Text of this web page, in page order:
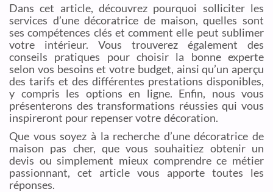
Dans cet article, découvrez pourquoi solliciter les
services d’une décoratrice de maison, quelles sont
ses compétences clés et comment elle peut sublimer
votre intérieur. Vous trouverez également des
conseils pratiques pour choisir la bonne experte
selon vos besoins et votre budget, ainsi qu’un aperçu
des tarifs et des différentes prestations disponibles,
y compris les options en ligne. Enfin, nous vous
présenterons des transformations réussies qui vous
inspireront pour repenser votre décoration.
Que vous soyez à la recherche d’une décoratrice de
maison pas cher, que vous souhaitiez obtenir un
devis ou simplement mieux comprendre ce métier
passionnant, cet article vous apporte toutes les
réponses.